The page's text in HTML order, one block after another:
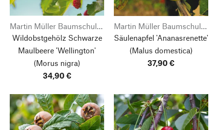
Martin Müller Baumschulen
Wildobstgehölz Schwarze
Maulbeere 'Wellington'
(Morus nigra)
34,90 €
Martin Müller Baumschulen
Säulenapfel 'Ananasrenette'
(Malus domestica)
37,90 €